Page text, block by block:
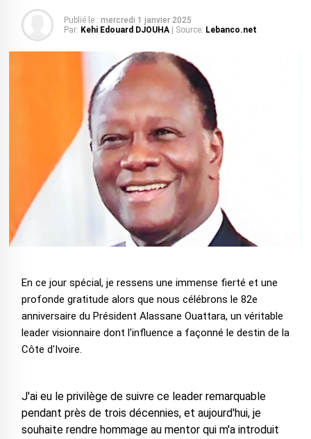
Publié le : mercredi 1 janvier 2025
Par: Kehi Edouard DJOUHA | Source: Lebanco.net
En ce jour spécial, je ressens une immense fierté et une
profonde gratitude alors que nous célébrons le 82e
anniversaire du Président Alassane Ouattara, un véritable
leader visionnaire dont l'influence a façonné le destin de la
Côte d'Ivoire.
J'ai eu le privilège de suivre ce leader remarquable
pendant près de trois décennies, et aujourd'hui, je
souhaite rendre hommage au mentor qui m'a introduit